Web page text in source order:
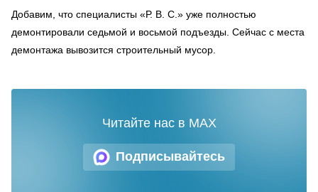
Добавим, что специалисты «Р. В. С.» уже полностью
демонтировали седьмой и восьмой подъезды. Сейчас с места
демонтажа вывозится строительный мусор.
Подписывайтесь
Читайте нас в MAX